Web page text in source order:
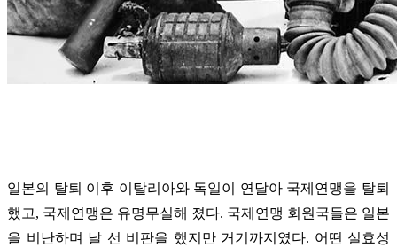
일본의 탈퇴 이후 이탈리아와 독일이 연달아 국제연맹을 탈퇴
했고, 국제연맹은 유명무실해 졌다. 국제연맹 회원국들은 일본
을 비난하며 날 선 비판을 했지만 거기까지였다. 어떤 실효성